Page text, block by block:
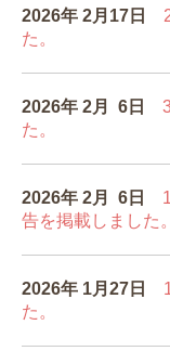
2026年 2月17 日
た。
2026年 2月 6日
た。
2026年 2月 6日
告を掲載しました。
2026年 1月27 日
た。